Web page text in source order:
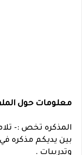
معلومات حول
المذكره تخص :-
بين يديكم مذكره
وتدريبات .